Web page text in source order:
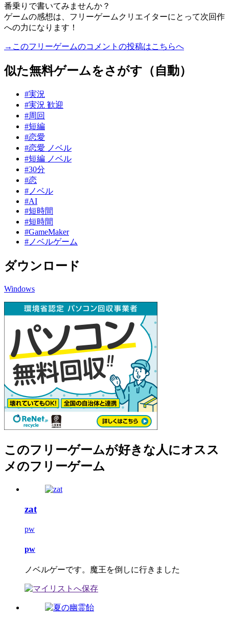
番乗りで書いてみませんか？
ゲームの感想は、フリーゲームクリエイターにとって次回作
への力になります！
→このフリーゲームのコメントの投稿はこちらへ
似た無料ゲームをさがす（自動）
#実況
#実況 歓迎
#周回
#短編
#恋愛
#恋愛 ノベル
#短編 ノベル
#30分
#恋
#ノベル
#AI
#短時間
#短時間
#GameMaker
#ノベルゲーム
ダウンロード
Windows
このフリーゲームが好きな人にオスス
メのフリーゲーム
zat
pw
pw
ノベルゲーです。魔王を倒しに行きました